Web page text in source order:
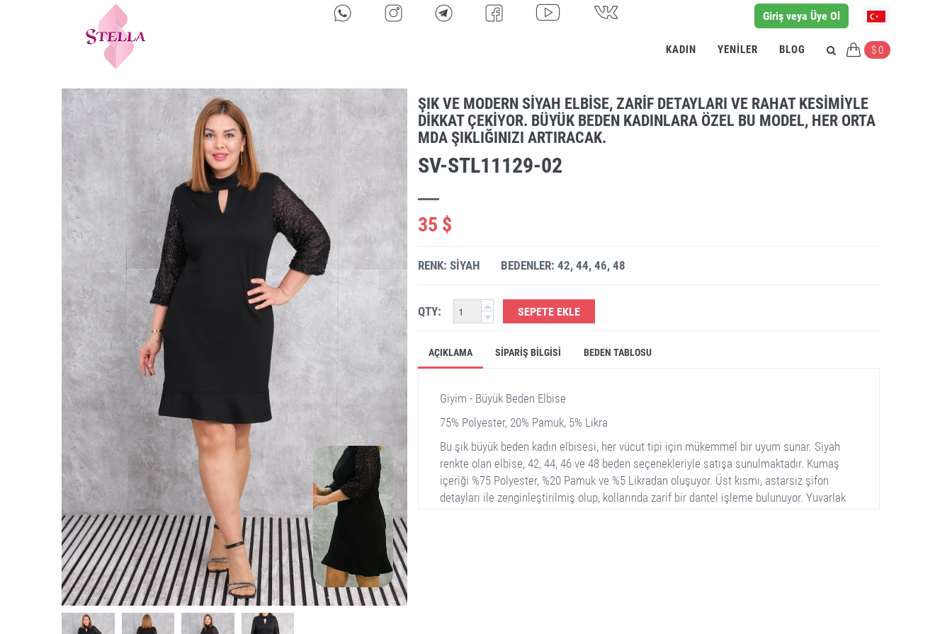
Giriş veya Üye Ol
KADIN YENILER BLOG $ 0
ŞIK VE MODERN SIYAH ELBISE, ZARIF DETAYLARI VE RAHAT KESIMIYLE
DIKKAT ÇEKIYOR. BÜYÜK BEDEN KADINLARA ÖZEL BU MODEL, HER ORTA
MDA ŞIKLIĞINIZI ARTIRACAK.
SV-STL11129-02
35 $
RENK: SIYAH BEDENLER: 42, 44, 46, 48
QTY: SEPETE EKLE
AÇIKLAMA SIPARIŞ BILGISI BEDEN TABLOSU
Giyim - Büyük Beden Elbise
75% Polyester, 20% Pamuk, 5% Likra
Bu şık büyük beden kadın elbisesi, her vücut tipi için mükemmel bir uyum sunar. Siyah
renkte olan elbise, 42, 44, 46 ve 48 beden seçenekleriyle satışa sunulmaktadır. Kumaş
içeriği %75 Polyester, %20 Pamuk ve %5 Likradan oluşuyor. Üst kısmı, astarsız şifon
detayları ile zenginleştirilmiş olup, kollarında zarif bir dantel işleme bulunuyor. Yuvarlak